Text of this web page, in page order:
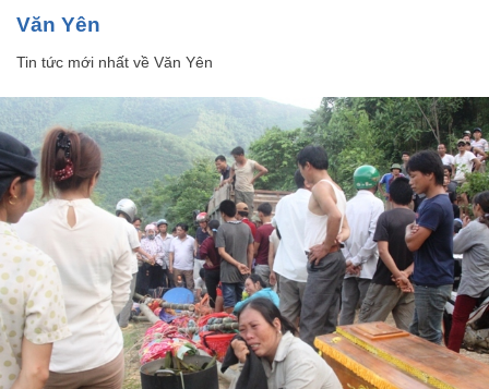
Văn Yên
Tin tức mới nhất về Văn Yên